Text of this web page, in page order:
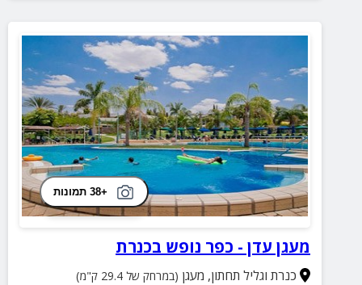
+38 תמונות
מעגן עדן - כפר נופש בכנרת
כנרת וגליל תחתון, מעגן (במרחק של 29.4 ק"מ)